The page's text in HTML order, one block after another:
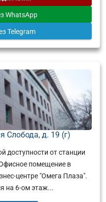
WhatsApp
Telegram
Слобода, д. 19 (г)
доступности от станции
помещение в
центре "Омега Плаза".
на 6-ом этаж...